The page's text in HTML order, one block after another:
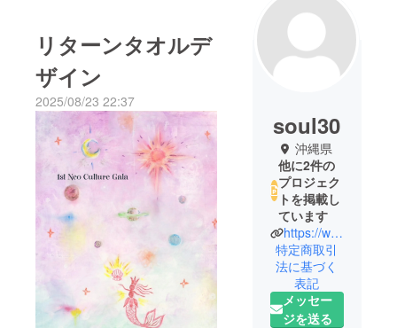
リターンタオルデ
ザイン
2025/08/23 22:37
soul30
沖縄県
他に2件の
プロジェク
トを掲載し
ています
https://www.instagram.com/86ishigaki?igsh=MWtzZjkyNno5anVvMg%3D%3D&utm_source=qr
特定商取引
法に基づく
表記
メッセー
ジを送る